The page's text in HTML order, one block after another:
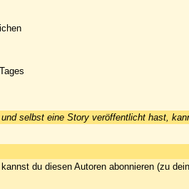
selbst eine Story veröffentlicht hast,
du diesen Autoren abonnieren (zu